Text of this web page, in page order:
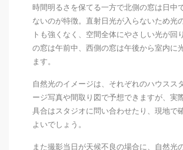
時間明るさを保てる一方で北側の窓は日中
ないのが特徴。直射日光が入らないため光
トも強くなく、空間全体にやさしい光が回
の窓は午前中、西側の窓は午後から室内に
ます。
自然光のイメージは、それぞれのハウスス
ージ写真や間取り図で予想できますが、実
具合はスタジオに問い合わせたり、現地で
よいでしょう。
また撮影当日が天候不良の場合に、自然光